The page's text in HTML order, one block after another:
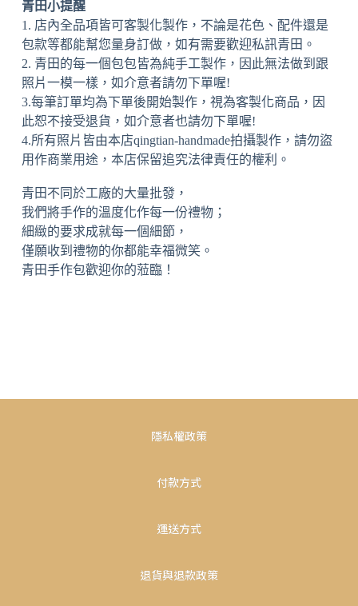
青田小提醒
1. 店內全品項皆可客製化製作，不論是花色、配件還是
包款等都能幫您量身訂做，如有需要歡迎私訊青田。
2. 青田的每一個包包皆為純手工製作，因此無法做到跟
照片一模一樣，如介意者請勿下單喔!
3.每筆訂單均為下單後開始製作，視為客製化商品，因
此恕不接受退貨，如介意者也請勿下單喔!
4.所有照片皆由本店qingtian-handmade拍攝製作，請勿盜
用作商業用途，本店保留追究法律責任的權利。
青田不同於工廠的大量批發，
我們將手作的溫度化作每一份禮物；
細緻的要求成就每一個細節，
僅願收到禮物的你都能幸福微笑。
青田手作包歡迎你的蒞臨！
隱私權政策
付款方式
運送方式
退貨與退款政策